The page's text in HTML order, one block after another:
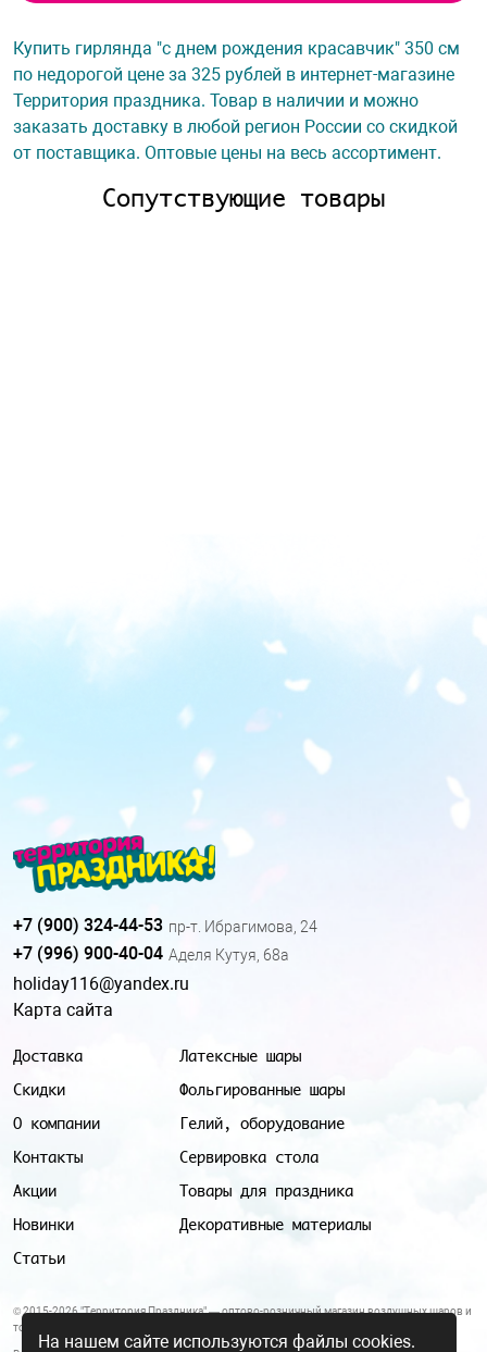
Купить гирлянда "с днем рождения красавчик" 350 см
по недорогой цене за 325 рублей в интернет-магазине
Территория праздника. Товар в наличии и можно
заказать доставку в любой регион России со скидкой
от поставщика. Оптовые цены на весь ассортимент.
Сопутствующие товары
Доставка
Скидки
О компании
Контакты
Акции
Новинки
Статьи
Латексные шары
Фольгированные шары
Гелий, оборудование
Сервировка стола
Товары для праздника
Декоративные материалы
+7 (900) 324-44-53 пр-т. Ибрагимова, 24
+7 (996) 900-40-04 Аделя Кутуя, 68а
holiday116@yandex.ru
Карта сайта
© 2015-2026 "Территория Праздника" — оптово-розничный магазин воздушных шаров и
товаров для праздника.
На нашем сайте используются файлы cookies.